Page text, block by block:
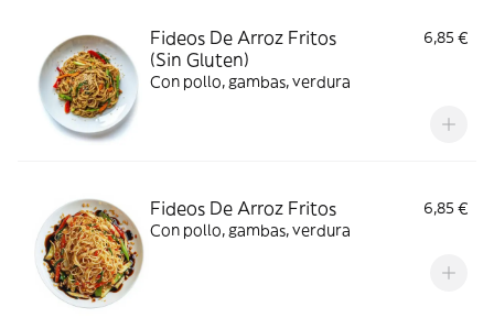
Fideos De Arroz Fritos
(Sin Gluten)
6,85 €
Con pollo, gambas, verdura
Fideos De Arroz Fritos
6,85 €
Con pollo, gambas, verdura